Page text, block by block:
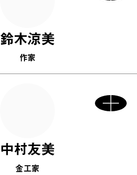
鈴木涼美
作家
中村友美
金工家